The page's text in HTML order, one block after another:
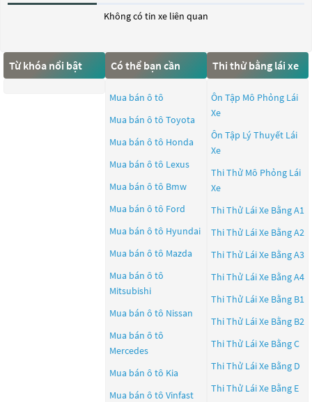
Không có tin xe liên quan
Từ khóa nổi bật Có thể bạn cần
Mua bán ô tô
Mua bán ô tô Toyota
Mua bán ô tô Honda
Mua bán ô tô Lexus
Mua bán ô tô Bmw
Mua bán ô tô Ford
Mua bán ô tô Hyundai
Mua bán ô tô Mazda
Mua bán ô tô
Mitsubishi
Mua bán ô tô Nissan
Mua bán ô tô
Mercedes
Mua bán ô tô Kia
Mua bán ô tô Vinfast
Thi thử bằng lái xe
Ôn Tập Mô Phỏng Lái
Xe
Ôn Tập Lý Thuyết Lái
Xe
Thi Thử Mô Phỏng Lái
Xe
Thi Thử Lái Xe Bằng A1
Thi Thử Lái Xe Bằng A2
Thi Thử Lái Xe Bằng A3
Thi Thử Lái Xe Bằng A4
Thi Thử Lái Xe Bằng B1
Thi Thử Lái Xe Bằng B2
Thi Thử Lái Xe Bằng C
Thi Thử Lái Xe Bằng D
Thi Thử Lái Xe Bằng E